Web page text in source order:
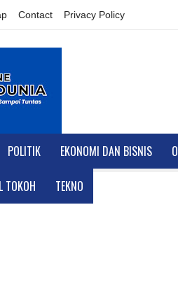
Contact Privacy Policy
POLITIK EKONOMI DAN BISNIS
TOKOH TEKNO